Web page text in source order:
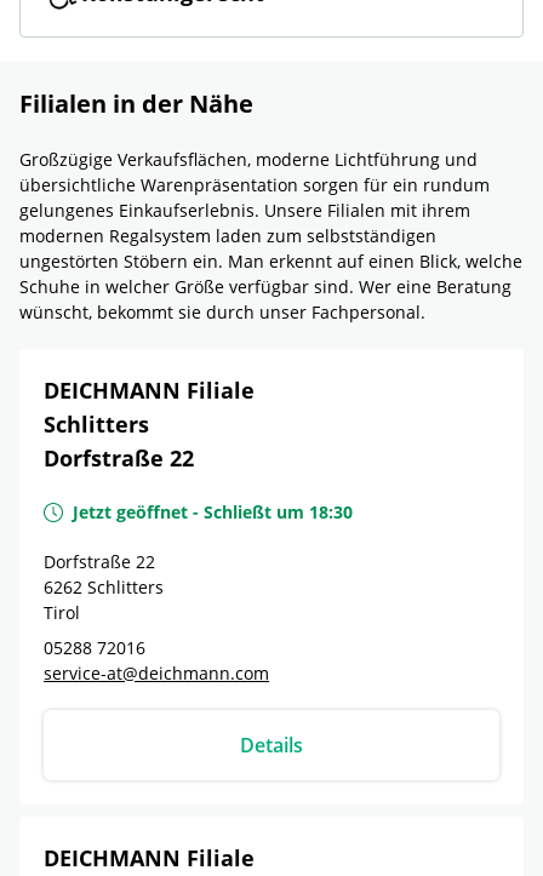
Filialen in der Nähe
Großzügige Verkaufsflächen, moderne Lichtführung und
übersichtliche Warenpräsentation sorgen für ein rundum
gelungenes Einkaufserlebnis. Unsere Filialen mit ihrem
modernen Regalsystem laden zum selbstständigen
ungestörten Stöbern ein. Man erkennt auf einen Blick, welche
Schuhe in welcher Größe verfügbar sind. Wer eine Beratung
wünscht, bekommt sie durch unser Fachpersonal.
DEICHMANN Filiale
Schlitters
Dorfstraße 22
Jetzt geöffnet - Schließt um 18:30
Dorfstraße 22
6262 Schlitters
Tirol
05288 72016
service-at@deichmann.com
Details
DEICHMANN Filiale